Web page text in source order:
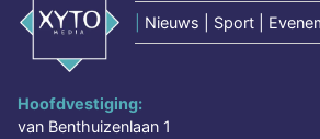
Nieuws | Sport |
Hoofdvestiging:
van Benthuizenlaan 1